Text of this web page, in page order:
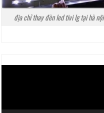
địa chỉ thay đèn led tivi lg tại hà nội